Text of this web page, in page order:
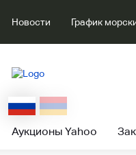
Новости График
Аукционы Yahoo